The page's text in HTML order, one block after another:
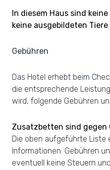
In diesem Haus sind
keine ausgebildeten
Gebühren
Das Hotel erhebt beim
die entsprechende
wird, folgende Gebühren
Zusatzbetten sind gegen
Die oben aufgeführte
Informationen. Gebühren
eventuell keine Steuern